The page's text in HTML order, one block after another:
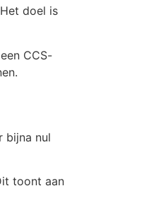
doel is
CCS-
bijna nul
toont aan